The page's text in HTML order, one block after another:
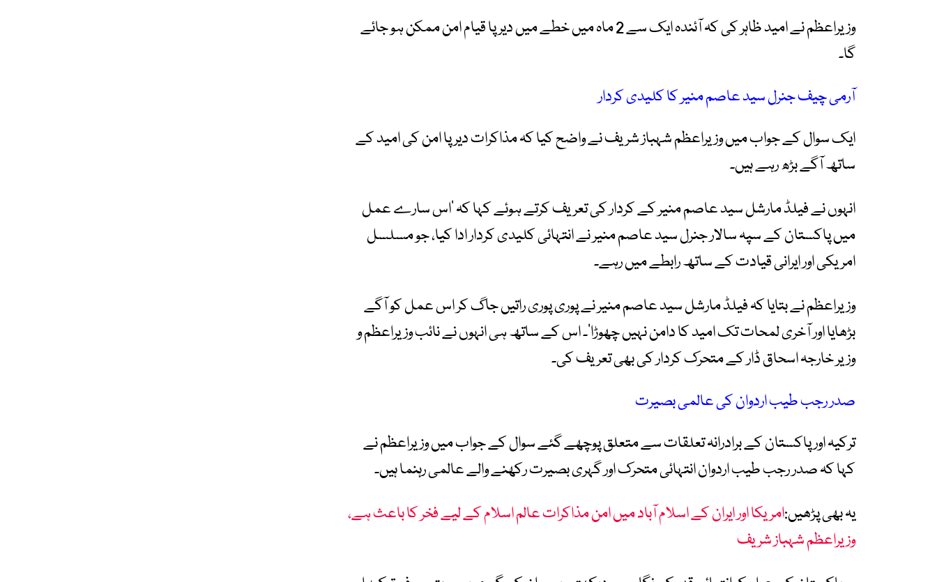
وزیراعظم نے امید ظاہر کی کہ آئندہ ایک سے 2 ماہ میں خطے میں دیرپا قیام امن ممکن ہو جائے
گا۔
آرمی چیف جنرل سید عاصم منیر کا کلیدی کردار
ایک سوال کے جواب میں وزیراعظم شہباز شریف نے واضح کیا کہ مذاکرات دیرپا امن کی امید کے
ساتھ آگے بڑھ رہے ہیں۔
انہوں نے فیلڈ مارشل سید عاصم منیر کے کردار کی تعریف کرتے ہوئے کہا کہ ’اس سارے عمل
میں پاکستان کے سپہ سالار جنرل سید عاصم منیر نے انتہائی کلیدی کردار ادا کیا، جو مسلسل
امریکی اور ایرانی قیادت کے ساتھ رابطے میں رہے۔
وزیراعظم نے بتایا کہ فیلڈ مارشل سید عاصم منیر نے پوری پوری راتیں جاگ کر اس عمل کو آگے
بڑھایا اور آخری لمحات تک امید کا دامن نہیں چھوڑا‘۔ اس کے ساتھ ہی انہوں نے نائب وزیراعظم و
وزیر خارجہ اسحاق ڈار کے متحرک کردار کی بھی تعریف کی۔
صدر رجب طیب اردوان کی عالمی بصیرت
ترکیہ اور پاکستان کے برادرانہ تعلقات سے متعلق پوچھے گئے سوال کے جواب میں وزیراعظم نے
کہا کہ صدر رجب طیب اردوان انتہائی متحرک اور گہری بصیرت رکھنے والے عالمی رہنما ہیں۔
یہ بھی پڑھیں:امریکا اور ایران کے اسلام آباد میں امن مذاکرات عالم اسلام کے لیے فخر کا باعث ہے،
وزیراعظم شہباز شریف